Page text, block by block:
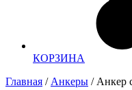
КОРЗИНА
Главная / Анкеры / Анкер